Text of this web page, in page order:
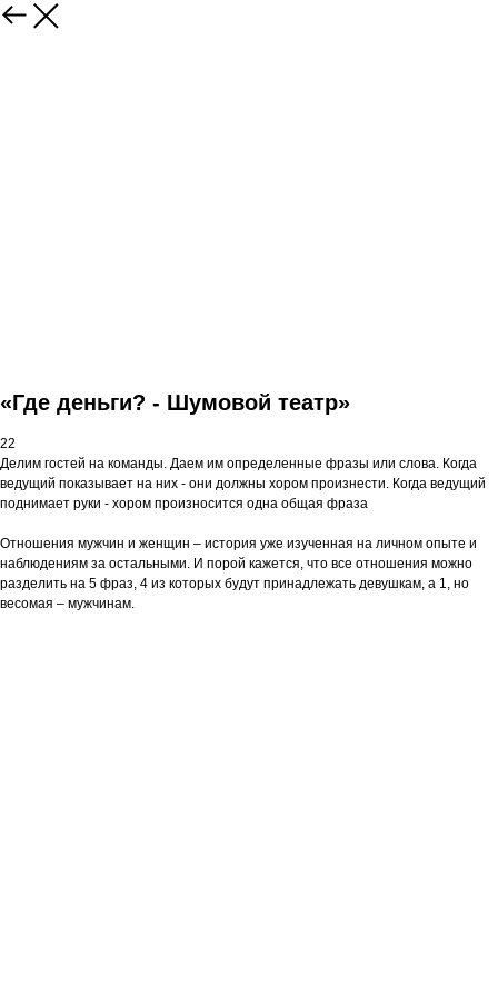
«Где деньги? - Шумовой театр»
22
Делим гостей на команды. Даем им определенные фразы или слова. Когда
ведущий показывает на них - они должны хором произнести. Когда ведущий
поднимает руки - хором произносится одна общая фраза
Отношения мужчин и женщин – история уже изученная на личном опыте и
наблюдениям за остальными. И порой кажется, что все отношения можно
разделить на 5 фраз, 4 из которых будут принадлежать девушкам, а 1, но
весомая – мужчинам.